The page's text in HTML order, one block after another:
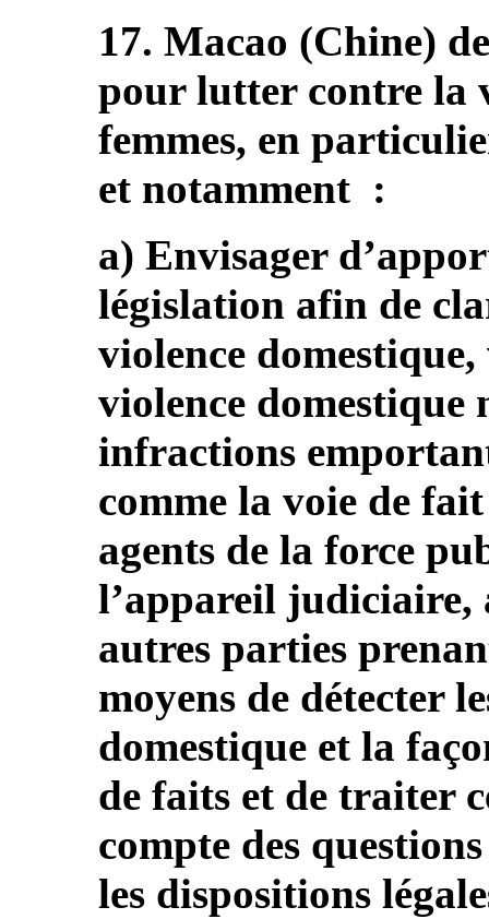
17. Macao (Chine)
pour lutter contre la
femmes, en
et notamment :
a) Envisager
législation afin de
violence
violence domestique
infractions
comme la voie de
agents de la force
l’appareil judiciaire,
autres parties
moyens de détecter
domestique et la
de faits et de traiter
compte des
les dispositions